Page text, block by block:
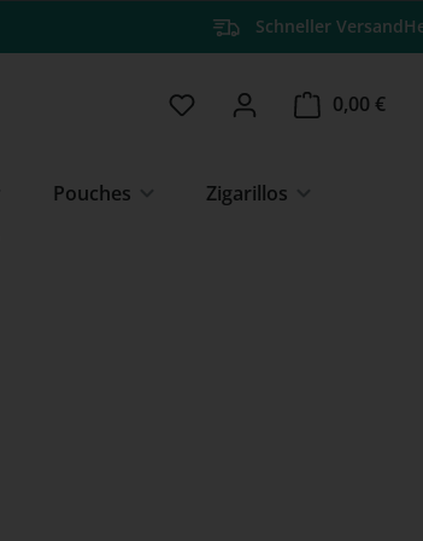
Schneller Versand
Du hast 0 Produkte auf
0,00 €
Pouches
Zigarillos